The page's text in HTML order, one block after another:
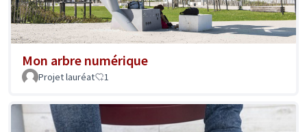
Mon arbre numérique
Projet lauréat 1